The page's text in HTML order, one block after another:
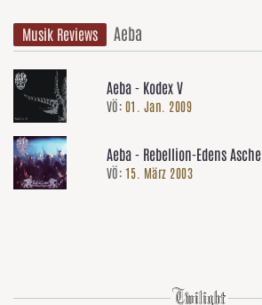
Musik Reviews Aeba
Aeba - Kodex V
VÖ: 01. Jan. 2009
Aeba - Rebellion-Edens Asche
VÖ: 15. März 2003